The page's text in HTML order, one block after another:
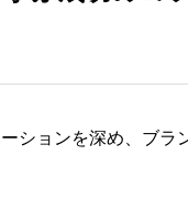
ションを深め、ブラ